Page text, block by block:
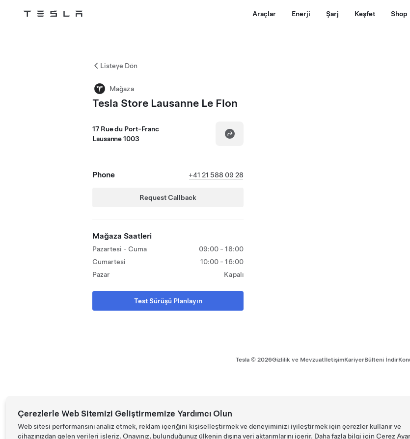
Tesla Araçlar Enerji Şarj Keşfet Shop
Listeye Dön
Mağaza
Tesla Store Lausanne Le Flon
17 Rue du Port-Franc
Lausanne 1003
Phone +41 21 588 09 28
Request Callback
Mağaza Saatleri
Pazartesi - Cuma
09:00 - 18:00
Cumartesi
10:00 - 16:00
Pazar
Kapalı
Test Sürüşü Planlayın
Tesla © 2026Gizlilik ve MevzuatİletişimKariyerBülteni İndir
Çerezlerle Web Sitemizi Geliştirmemize Yardımcı Olun
Web sitesi performansını analiz etmek, reklam içeriğini kişiselleştirmek ve deneyiminizi iyileştirmek için çerezler kullanır ve
cihazınızdan gelen verileri işleriz. Onayınız, bulunduğunuz ülkenin dışına veri aktarımlarını içerir. Daha fazla bilgi için Çerez